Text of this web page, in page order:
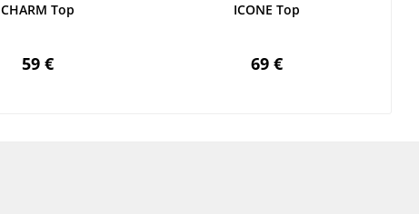
CHARM Top
59 €
ICONE Top
69 €